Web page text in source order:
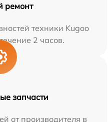
ремонт
техники Kugoo
2 часов.
запчасти
от производителя в